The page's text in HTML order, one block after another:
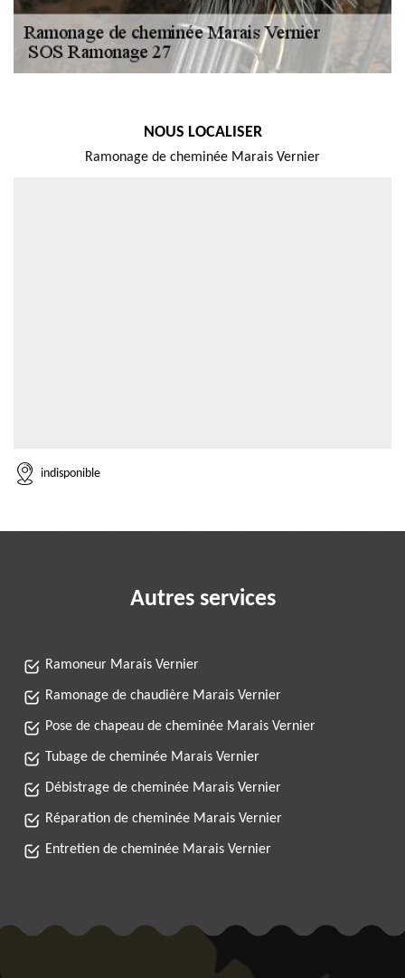
NOUS LOCALISER
Ramonage de cheminée Marais Vernier
indisponible
Autres services
Ramoneur Marais Vernier
Ramonage de chaudière Marais Vernier
Pose de chapeau de cheminée Marais Vernier
Tubage de cheminée Marais Vernier
Débistrage de cheminée Marais Vernier
Réparation de cheminée Marais Vernier
Entretien de cheminée Marais Vernier